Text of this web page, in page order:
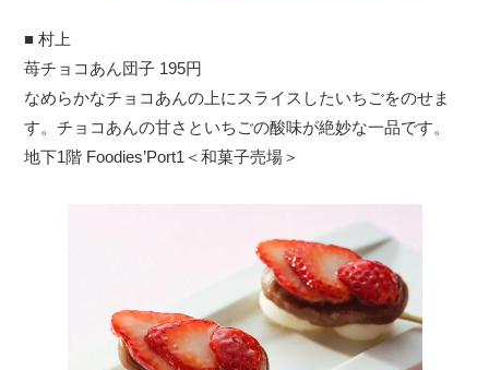
■ 村上
苺チョコあん団子 195円
なめらかなチョコあんの上にスライスしたいちごをのせま
す。チョコあんの甘さといちごの酸味が絶妙な一品です。
地下1階 Foodies’Port1＜和菓子売場＞